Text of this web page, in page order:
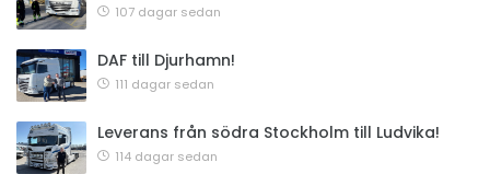
107 dagar sedan
DAF till Djurhamn!
111 dagar sedan
Leverans från södra Stockholm till Ludvika!
114 dagar sedan